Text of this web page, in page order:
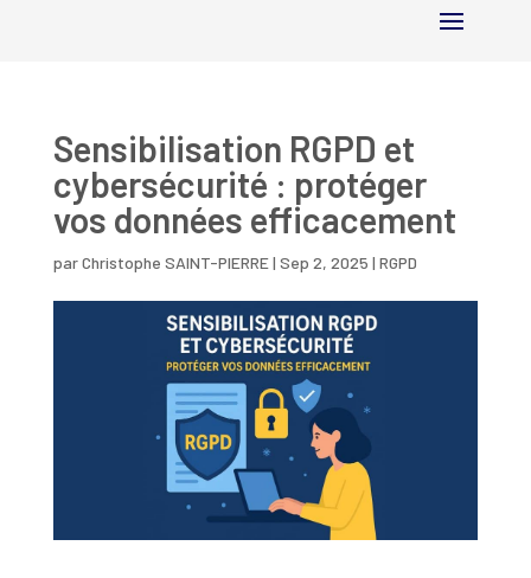
Sensibilisation RGPD et
cybersécurité : protéger
vos données efficacement
parChristophe SAINT-PIERRE| Sep 2, 2025 | RGPD